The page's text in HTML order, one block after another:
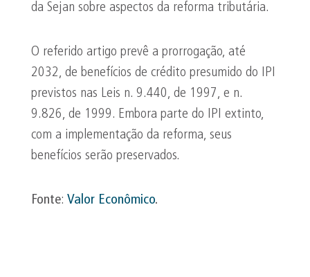
da Sejan sobre aspectos da reforma tributária.
O referido artigo prevê a prorrogação, até
2032, de benefícios de crédito presumido do IPI
previstos nas Leis n. 9.440, de 1997, e n.
9.826, de 1999. Embora parte do IPI extinto,
com a implementação da reforma, seus
benefícios serão preservados.
Fonte: Valor Econômico.